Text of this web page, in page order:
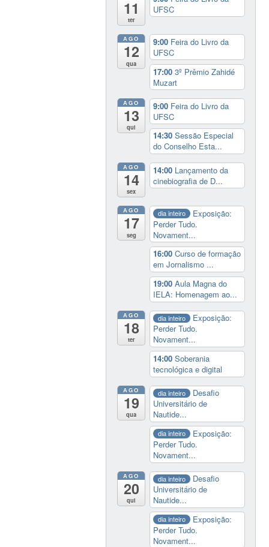
11
ter
UFSC
AGO
12
qua
9:00 Feira do Livro da
UFSC
17:003º Prêmio Zahidé
Muzart
AGO
13
qui
9:00 Feira do Livro da
UFSC
14:30Sessão Especial
do Conselho Esta...
AGO
14
sex
14:00 Lançamento da
cinebiografia de D...
AGO
17
seg
dia inteiro
Exposição:
Perder Tudo.
Novament...
16:00Curso de formação
em Jornalismo ...
19:00Aula Magna do
IELA: Homenagem ao...
AGO
18
ter
dia inteiro
Exposição:
Perder Tudo.
Novament...
14:00Soberania
tecnológica e digital
AGO
19
qua
dia inteiro
Desafio
Universitário de
Nautide...
dia inteiro
Exposição:
Perder Tudo.
Novament...
AGO
20
qui
dia inteiro
Desafio
Universitário de
Nautide...
dia inteiro
Exposição:
Perder Tudo.
Novament...